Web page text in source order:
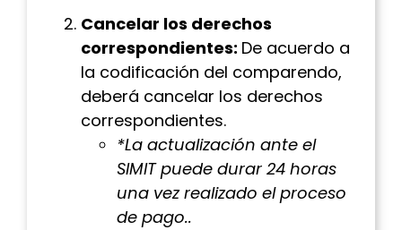
Cancelar los derechos
correspondientes: De acuerdo a
la codificación del comparendo,
deberá cancelar los derechos
correspondientes.
*La actualización ante el
SIMIT puede durar 24 horas
una vez realizado el proceso
de pago..